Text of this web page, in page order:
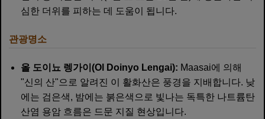
심한 더위를 피하는 데 도움이 됩니다.
관광명소
올 도이뇨 렝가이(Ol Doinyo Lengai): Maasai에 의해
"신의 산"으로 알려진 이 활화산은 풍경을 지배합니다. 낮
에는 검은색, 밤에는 붉은색으로 빛나는 독특한 나트륨탄
산염 용암 흐름은 드문 지질 현상입니다.